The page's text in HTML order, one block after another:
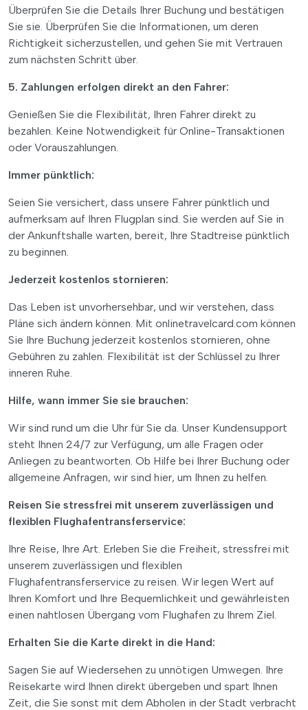
Überprüfen Sie die Details Ihrer Buchung und bestätigen
Sie sie. Überprüfen Sie die Informationen, um deren
Richtigkeit sicherzustellen, und gehen Sie mit Vertrauen
zum nächsten Schritt über.
5. Zahlungen erfolgen direkt an den Fahrer:
Genießen Sie die Flexibilität, Ihren Fahrer direkt zu
bezahlen. Keine Notwendigkeit für Online-Transaktionen
oder Vorauszahlungen.
Immer pünktlich:
Seien Sie versichert, dass unsere Fahrer pünktlich und
aufmerksam auf Ihren Flugplan sind. Sie werden auf Sie in
der Ankunftshalle warten, bereit, Ihre Stadtreise pünktlich
zu beginnen.
Jederzeit kostenlos stornieren:
Das Leben ist unvorhersehbar, und wir verstehen, dass
Pläne sich ändern können. Mit onlinetravelcard.com können
Sie Ihre Buchung jederzeit kostenlos stornieren, ohne
Gebühren zu zahlen. Flexibilität ist der Schlüssel zu Ihrer
inneren Ruhe.
Hilfe, wann immer Sie sie brauchen:
Wir sind rund um die Uhr für Sie da. Unser Kundensupport
steht Ihnen 24/7 zur Verfügung, um alle Fragen oder
Anliegen zu beantworten. Ob Hilfe bei Ihrer Buchung oder
allgemeine Anfragen, wir sind hier, um Ihnen zu helfen.
Reisen Sie stressfrei mit unserem zuverlässigen und
flexiblen Flughafentransferservice:
Ihre Reise, Ihre Art. Erleben Sie die Freiheit, stressfrei mit
unserem zuverlässigen und flexiblen
Flughafentransferservice zu reisen. Wir legen Wert auf
Ihren Komfort und Ihre Bequemlichkeit und gewährleisten
einen nahtlosen Übergang vom Flughafen zu Ihrem Ziel.
Erhalten Sie die Karte direkt in die Hand:
Sagen Sie auf Wiedersehen zu unnötigen Umwegen. Ihre
Reisekarte wird Ihnen direkt übergeben und spart Ihnen
Zeit, die Sie sonst mit dem Abholen in der Stadt verbracht